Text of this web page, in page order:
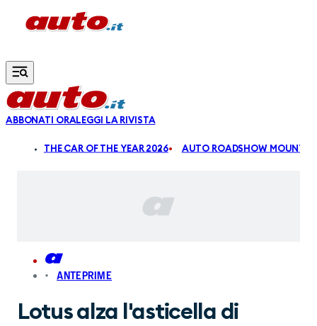
Vai al contenuto principale
ABBONATI ORALEGGI LA RIVISTA
THE CAR OF THE YEAR 2026 AUTO ROADSHOW
ANTEPRIME
Lotus alza l'asticella di